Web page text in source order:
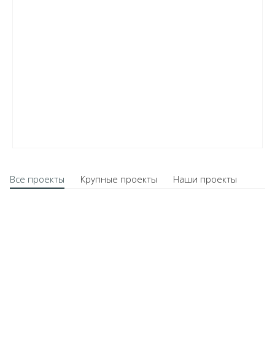
Все проекты Крупные проекты Наши проекты